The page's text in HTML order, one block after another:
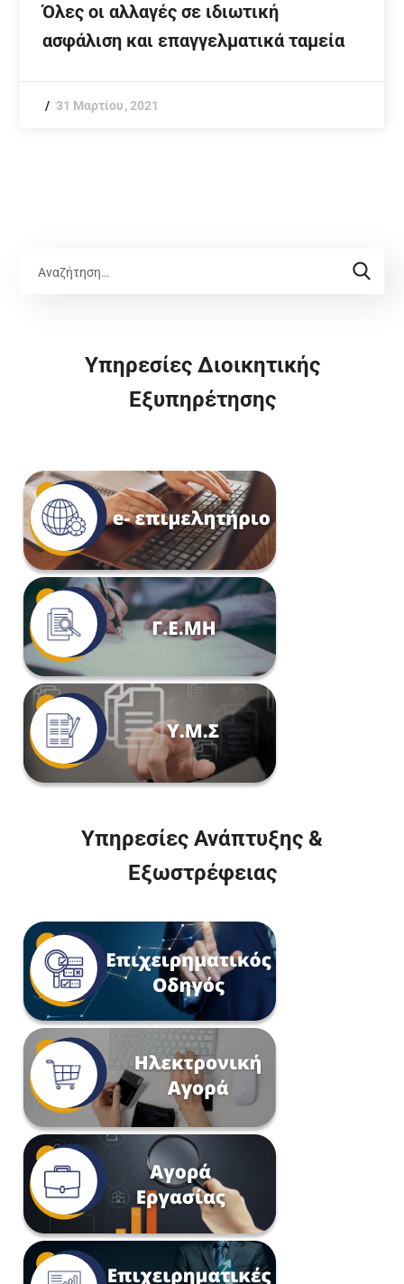
Όλες οι αλλαγές σε ιδιωτική
ασφάλιση και επαγγελματικά ταμεία
31 Μαρτίου, 2021
Υπηρεσίες Διοικητικής
Εξυπηρέτησης
Υπηρεσίες Ανάπτυξης &
Εξωστρέφειας